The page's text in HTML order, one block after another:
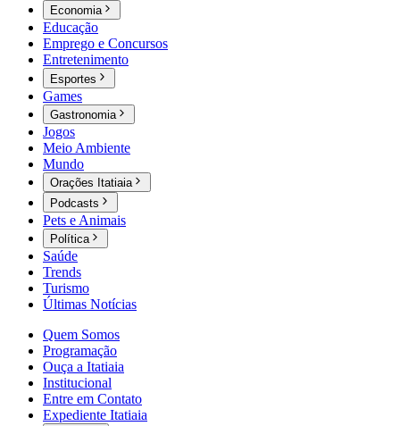
Economia
Educação
Emprego e Concursos
Entretenimento
Esportes
Games
Gastronomia
Jogos
Meio Ambiente
Mundo
Orações Itatiaia
Podcasts
Pets e Animais
Política
Saúde
Trends
Turismo
Últimas Notícias
Quem Somos
Programação
Ouça a Itatiaia
Institucional
Entre em Contato
Expediente Itatiaia